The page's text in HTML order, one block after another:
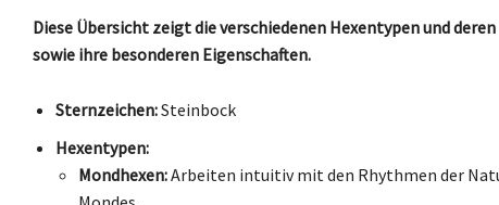
Diese Übersicht zeigt die verschiedenen Hexentypen und
sowie ihre besonderen Eigenschaften.
Sternzeichen:Steinbock
Hexentypen:
Mondhexen:Arbeiten intuitiv mit den Rhythmen der